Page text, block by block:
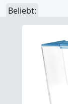
Beliebt: